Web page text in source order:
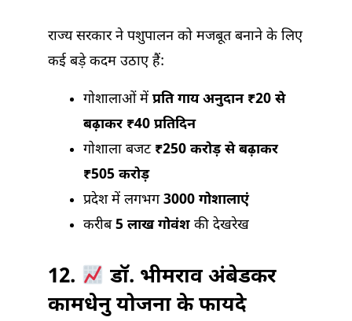
राज्य सरकार ने पशुपालन को मजबूत बनाने के लिए
कई बड़े कदम उठाए हैं:
गोशालाओं में प्रति गाय अनुदान ₹20 से
बढ़ाकर ₹40 प्रतिदिन
गोशाला बजट ₹250 करोड़ से बढ़ाकर
₹505 करोड़
प्रदेश में लगभग3000 गोशालाएं
करीब5 लाख गोवंश की देखरेख
12.
डॉ. भीमराव अंबेडकर
कामधेनु योजना के फायदे